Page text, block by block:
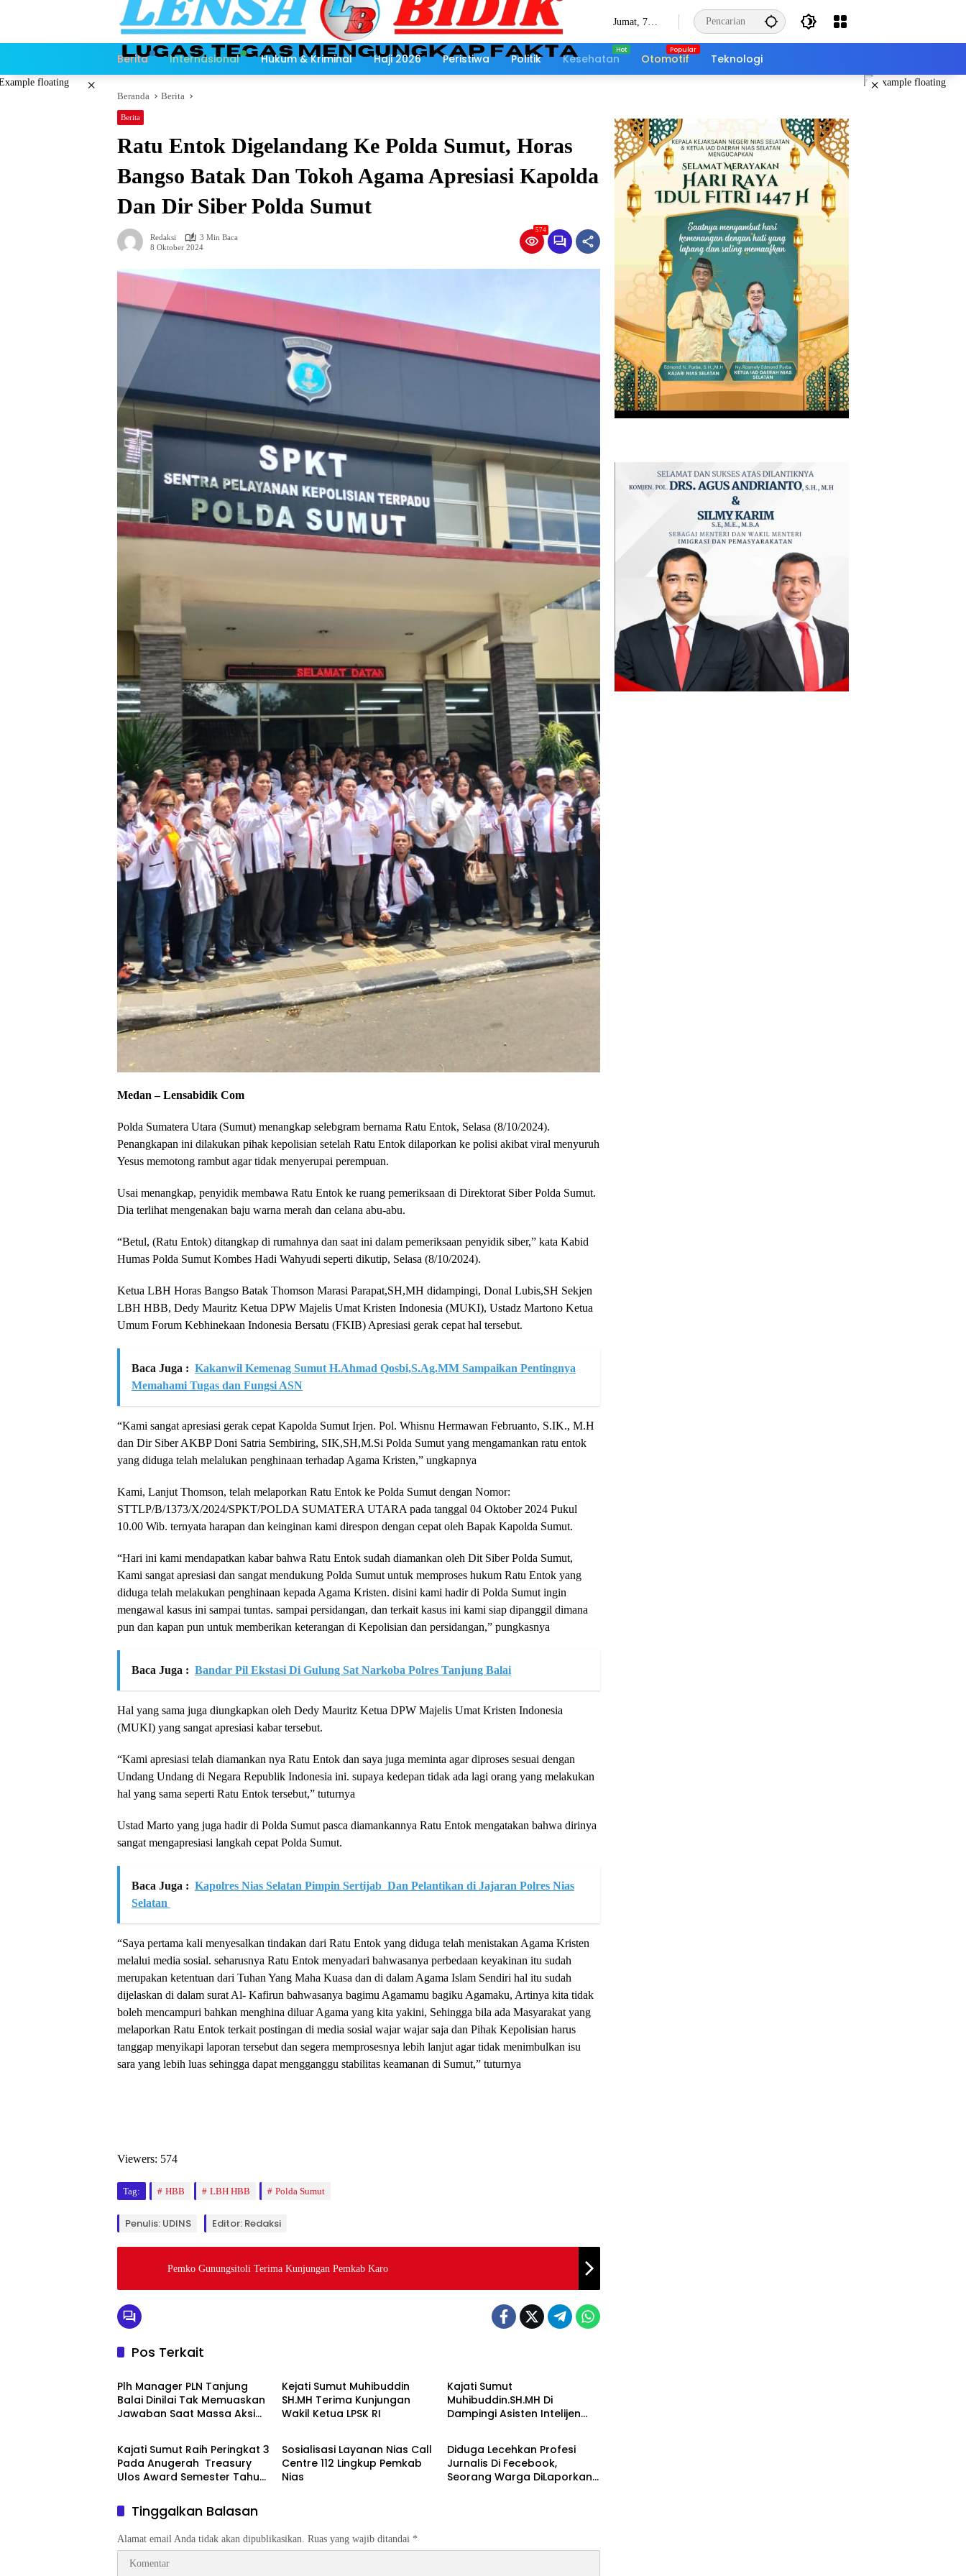
Jumat, 7
2026
Berita Internasional Hukum & Kriminal Haji 2026 Peristiwa Politik Kesehatan Otomotif Teknologi
× ×
Beranda Berita
Berita
Ratu Entok Digelandang Ke Polda Sumut, Horas
Bangso Batak Dan Tokoh Agama Apresiasi Kapolda
Dan Dir Siber Polda Sumut
Redaksi
3 Min Baca
8 Oktober 2024
574
Medan – Lensabidik Com
Polda Sumatera Utara (Sumut) menangkap selebgram bernama Ratu Entok, Selasa (8/10/2024).
Penangkapan ini dilakukan pihak kepolisian setelah Ratu Entok dilaporkan ke polisi akibat viral menyuruh
Yesus memotong rambut agar tidak menyerupai perempuan.
Usai menangkap, penyidik membawa Ratu Entok ke ruang pemeriksaan di Direktorat Siber Polda Sumut.
Dia terlihat mengenakan baju warna merah dan celana abu-abu.
“Betul, (Ratu Entok) ditangkap di rumahnya dan saat ini dalam pemeriksaan penyidik siber,” kata Kabid
Humas Polda Sumut Kombes Hadi Wahyudi seperti dikutip, Selasa (8/10/2024).
Ketua LBH Horas Bangso Batak Thomson Marasi Parapat,SH,MH didampingi, Donal Lubis,SH Sekjen
LBH HBB, Dedy Mauritz Ketua DPW Majelis Umat Kristen Indonesia (MUKI), Ustadz Martono Ketua
Umum Forum Kebhinekaan Indonesia Bersatu (FKIB) Apresiasi gerak cepat hal tersebut.
Baca Juga : Kakanwil Kemenag Sumut H.Ahmad Qosbi,S.Ag.MM Sampaikan Pentingnya
Memahami Tugas dan Fungsi ASN
“Kami sangat apresiasi gerak cepat Kapolda Sumut Irjen. Pol. Whisnu Hermawan Februanto, S.IK., M.H
dan Dir Siber AKBP Doni Satria Sembiring, SIK,SH,M.Si Polda Sumut yang mengamankan ratu entok
yang diduga telah melalukan penghinaan terhadap Agama Kristen,” ungkapnya
Kami, Lanjut Thomson, telah melaporkan Ratu Entok ke Polda Sumut dengan Nomor:
STTLP/B/1373/X/2024/SPKT/POLDA SUMATERA UTARA pada tanggal 04 Oktober 2024 Pukul
10.00 Wib. ternyata harapan dan keinginan kami direspon dengan cepat oleh Bapak Kapolda Sumut.
“Hari ini kami mendapatkan kabar bahwa Ratu Entok sudah diamankan oleh Dit Siber Polda Sumut,
Kami sangat apresiasi dan sangat mendukung Polda Sumut untuk memproses hukum Ratu Entok yang
diduga telah melakukan penghinaan kepada Agama Kristen. disini kami hadir di Polda Sumut ingin
mengawal kasus ini sampai tuntas. sampai persidangan, dan terkait kasus ini kami siap dipanggil dimana
pun dan kapan pun untuk memberikan keterangan di Kepolisian dan persidangan,” pungkasnya
Baca Juga : Bandar Pil Ekstasi Di Gulung Sat Narkoba Polres Tanjung Balai
Hal yang sama juga diungkapkan oleh Dedy Mauritz Ketua DPW Majelis Umat Kristen Indonesia
(MUKI) yang sangat apresiasi kabar tersebut.
“Kami apresiasi telah diamankan nya Ratu Entok dan saya juga meminta agar diproses sesuai dengan
Undang Undang di Negara Republik Indonesia ini. supaya kedepan tidak ada lagi orang yang melakukan
hal yang sama seperti Ratu Entok tersebut,” tuturnya
Ustad Marto yang juga hadir di Polda Sumut pasca diamankannya Ratu Entok mengatakan bahwa dirinya
sangat mengapresiasi langkah cepat Polda Sumut.
Baca Juga : Kapolres Nias Selatan Pimpin Sertijab Dan Pelantikan di Jajaran Polres Nias
Selatan
“Saya pertama kali menyesalkan tindakan dari Ratu Entok yang diduga telah menistakan Agama Kristen
melalui media sosial. seharusnya Ratu Entok menyadari bahwasanya perbedaan keyakinan itu sudah
merupakan ketentuan dari Tuhan Yang Maha Kuasa dan di dalam Agama Islam Sendiri hal itu sudah
dijelaskan di dalam surat Al- Kafirun bahwasanya bagimu Agamamu bagiku Agamaku, Artinya kita tidak
boleh mencampuri bahkan menghina diluar Agama yang kita yakini, Sehingga bila ada Masyarakat yang
melaporkan Ratu Entok terkait postingan di media sosial wajar wajar saja dan Pihak Kepolisian harus
tanggap menyikapi laporan tersebut dan segera memprosesnya lebih lanjut agar tidak menimbulkan isu
sara yang lebih luas sehingga dapat mengganggu stabilitas keamanan di Sumut,” tuturnya
Viewers: 574
Tag: HBB LBH HBB Polda Sumut
Penulis: UDINS Editor: Redaksi
Pemko Gunungsitoli Terima Kunjungan Pemkab Karo
Pos Terkait
Berita
Plh Manager PLN Tanjung
Balai Dinilai Tak Memuaskan
Jawaban Saat Massa Aksi
Kejati Sumut Muhibuddin
SH.MH Terima Kunjungan
Wakil Ketua LPSK RI
Kajati Sumut
Muhibuddin.SH.MH Di
Dampingi Asisten Intelijen
Sidak Kejari Binjai
Kajati Sumut Raih Peringkat 3
Pada Anugerah Treasury
Ulos Award Semester Tahun
Sosialisasi Layanan Nias Call
Centre 112 Lingkup Pemkab
Nias
Berita
Diduga Lecehkan Profesi
Jurnalis Di Fecebook,
Seorang Warga DiLaporkan
Tinggalkan Balasan
Alamat email Anda tidak akan dipublikasikan. Ruas yang wajib ditandai *